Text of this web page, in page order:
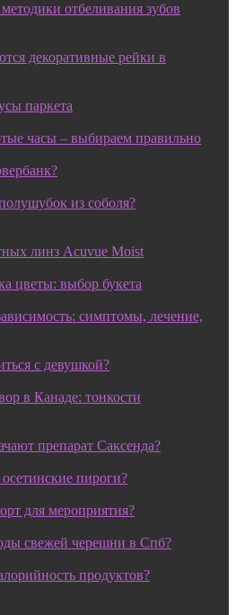
отбеливания зубов
декоративные рейки в
паркета
часы – выбираем правильно
из соболя?
линз Acuvue Moist
цветы: выбор букета
симптомы, лечение,
с девушкой?
в Канаде: тонкости
препарат Саксенда?
пироги?
для мероприятия?
свежей черешни в Спб?
продуктов?